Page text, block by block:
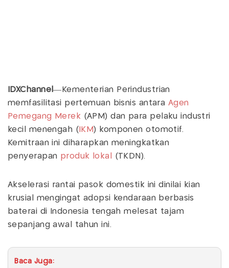
IDXChannel—Kementerian Perindustrian
memfasilitasi pertemuan bisnis antara Agen
Pemegang Merek (APM) dan para pelaku industri
kecil menengah ( IKM) komponen otomotif.
Kemitraan ini diharapkan meningkatkan
penyerapan produk lokal (TKDN).
Akselerasi rantai pasok domestik ini dinilai kian
krusial mengingat adopsi kendaraan berbasis
baterai di Indonesia tengah melesat tajam
sepanjang awal tahun ini.
Baca Juga: